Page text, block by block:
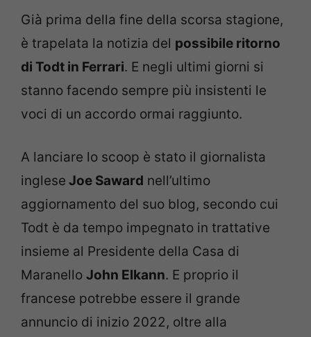
Già prima della fine della scorsa stagione,
è trapelata la notizia del possibile ritorno
di Todt in Ferrari. E negli ultimi giorni si
stanno facendo sempre più insistenti le
voci di un accordo ormai raggiunto.
A lanciare lo scoop è stato il giornalista
inglese Joe Saward nell’ultimo
aggiornamento del suo blog, secondo cui
Todt è da tempo impegnato in trattative
insieme al Presidente della Casa di
Maranello John Elkann. E proprio il
francese potrebbe essere il grande
annuncio di inizio 2022, oltre alla